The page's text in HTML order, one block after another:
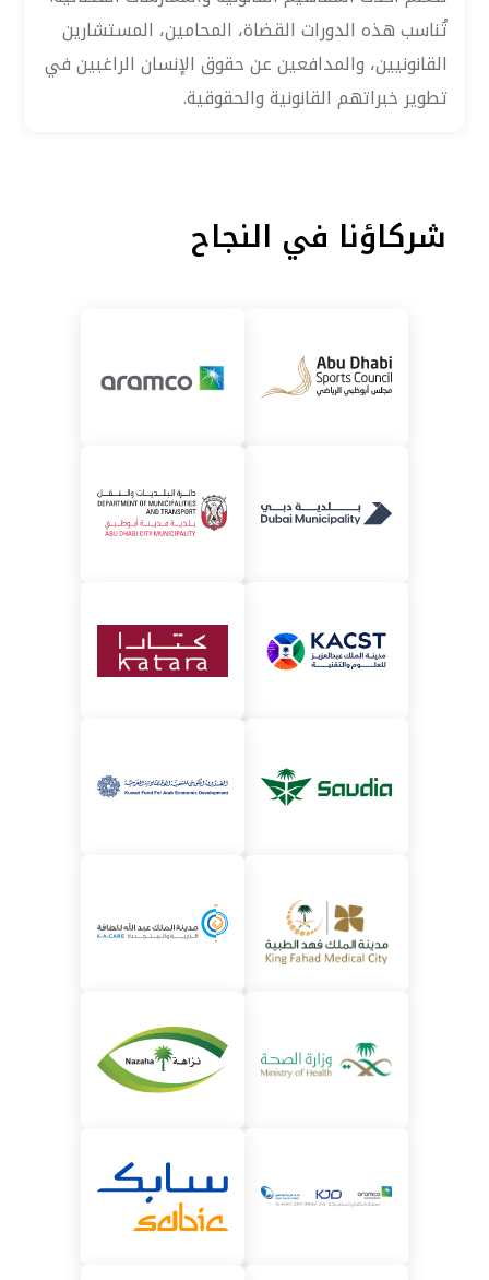
تُناسب هذه الدورات القضاة، المحامين، المستشارين
القانونيين، والمدافعين عن حقوق الإنسان الراغبين في
تطوير خبراتهم القانونية والحقوقية.
شركاؤنا في النجاح